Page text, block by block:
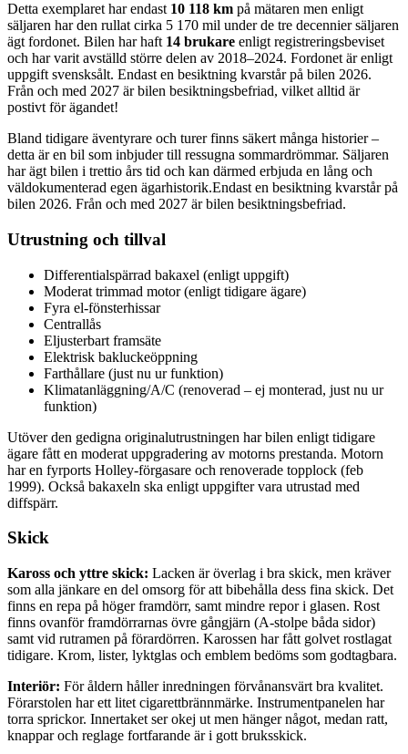
Detta exemplaret har endast 10 118 km på mätaren men enligt
säljaren har den rullat cirka 5 170 mil under de tre decennier säljaren
ägt fordonet. Bilen har haft 14 brukare enligt registreringsbeviset
och har varit avställd större delen av 2018–2024. Fordonet är enligt
uppgift svensksålt. Endast en besiktning kvarstår på bilen 2026.
Från och med 2027 är bilen besiktningsbefriad, vilket alltid är
postivt för ägandet!
Bland tidigare äventyrare och turer finns säkert många historier –
detta är en bil som inbjuder till ressugna sommardrömmar. Säljaren
har ägt bilen i trettio års tid och kan därmed erbjuda en lång och
väldokumenterad egen ägarhistorik.Endast en besiktning kvarstår på
bilen 2026. Från och med 2027 är bilen besiktningsbefriad.
Utrustning och tillval
Differentialspärrad bakaxel (enligt uppgift)
Moderat trimmad motor (enligt tidigare ägare)
Fyra el-fönsterhissar
Centrallås
Eljusterbart framsäte
Elektrisk bakluckeöppning
Farthållare (just nu ur funktion)
Klimatanläggning/A/C (renoverad – ej monterad, just nu ur
funktion)
Utöver den gedigna originalutrustningen har bilen enligt tidigare
ägare fått en moderat uppgradering av motorns prestanda. Motorn
har en fyrports Holley-förgasare och renoverade topplock (feb
1999). Också bakaxeln ska enligt uppgifter vara utrustad med
diffspärr.
Skick
Kaross och yttre skick: Lacken är överlag i bra skick, men kräver
som alla jänkare en del omsorg för att bibehålla dess fina skick. Det
finns en repa på höger framdörr, samt mindre repor i glasen. Rost
finns ovanför framdörrarnas övre gångjärn (A-stolpe båda sidor)
samt vid rutramen på förardörren. Karossen har fått golvet rostlagat
tidigare. Krom, lister, lyktglas och emblem bedöms som godtagbara.
Interiör: För åldern håller inredningen förvånansvärt bra kvalitet.
Förarstolen har ett litet cigarettbrännmärke. Instrumentpanelen har
torra sprickor. Innertaket ser okej ut men hänger något, medan ratt,
knappar och reglage fortfarande är i gott bruksskick.